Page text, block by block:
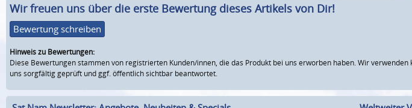
Wir freuen uns über die erste Bewertung dieses Artikels von Dir!
Bewertung schreiben
Hinweis zu Bewertungen:
Diese Bewertungen stammen von registrierten Kunden/innen, die das Produkt bei uns erworben haben. Wir
uns sorgfältig geprüft und ggf. öffentlich sichtbar beantwortet.